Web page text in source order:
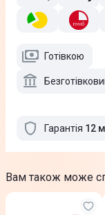
Готівкою
Гарантія 12
Вам також може